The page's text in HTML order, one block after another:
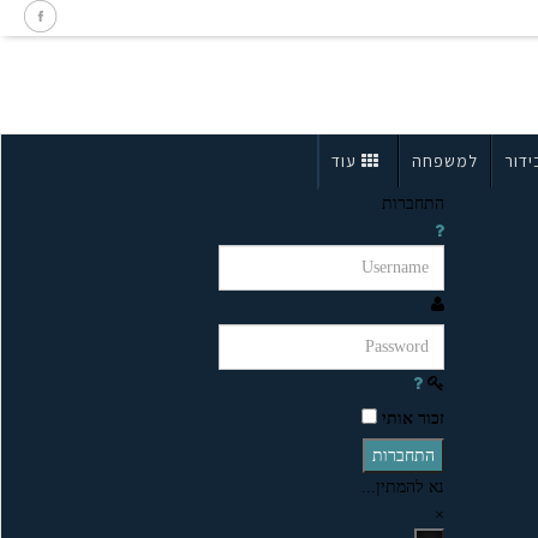
למשפחה עוד
התחברות
זכור אותי
התחברות
נא להמתין...
×